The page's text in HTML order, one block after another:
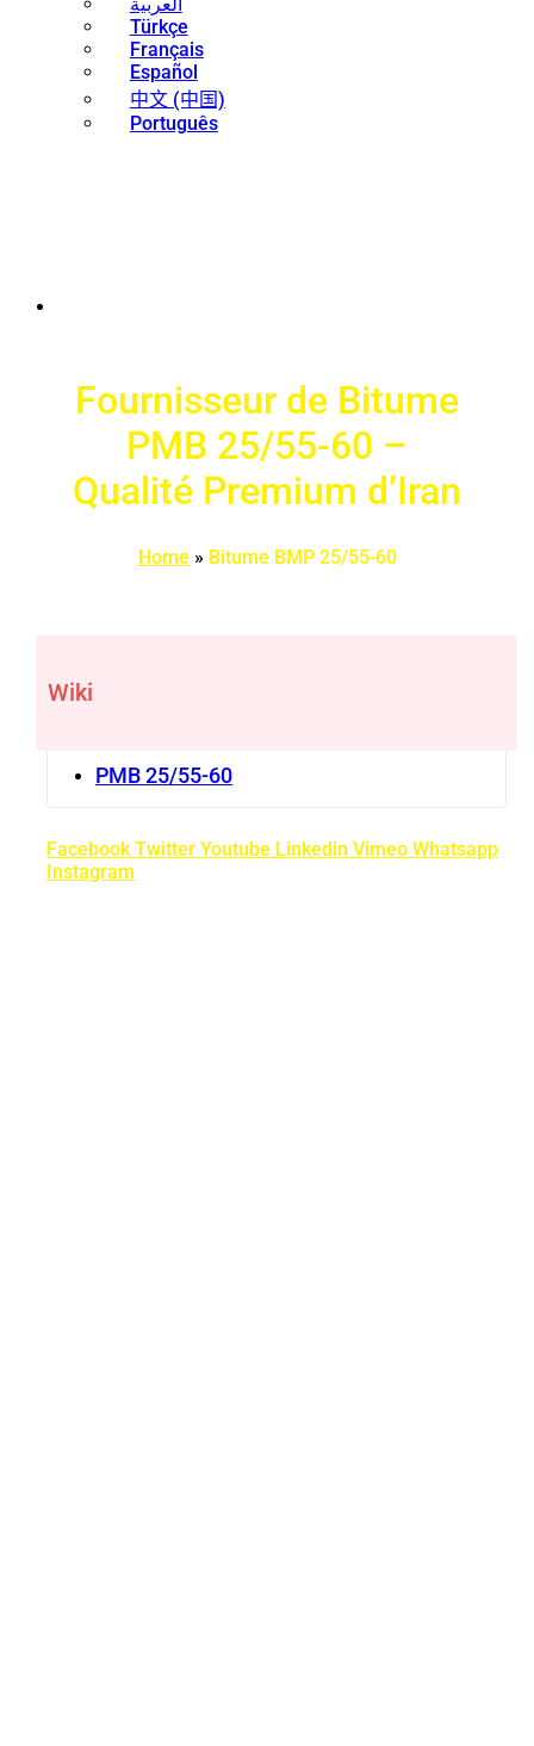
Türkçe
Français
Español
中文 (中国)
Português
Fournisseur de Bitume
PMB 25/55-60 –
Qualité Premium d’Iran
Home » Bitume BMP 25/55-60
Wiki
PMB 25/55-60
Facebook Twitter Youtube Linkedin Vimeo Whatsapp
Instagram